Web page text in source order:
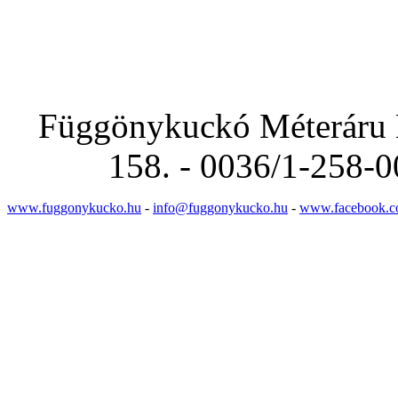
Függönykuckó
158. - 0036/1-258-
www.fuggonykucko.hu - info@fuggonykucko.hu -